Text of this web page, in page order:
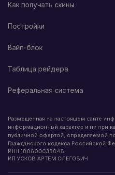
Как получать скины
Постройки
Вайп-блок
Таблица рейдера
Реферальная система
Размещенная на настоящем сайте
информационный характер и ни при
публичной офертой, определяемой
Гражданского кодекса Российской
ИНН 180600035048
ИП УСКОВ АРТЕМ ОЛЕГОВИЧ